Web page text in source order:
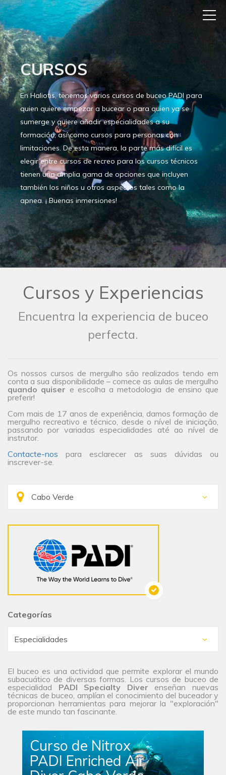
CURSOS
En Haliotis, tenemos varios cursos de buceo PADI para
quien quiere empezar a bucear o para quien ya se
sumerge y quiere añadir especialidades a su
formación, así como cursos para personas con
limitaciones. De esta manera, la parte más difícil es
elegir entre cursos de recreo para los cursos técnicos
tienen una amplia gama de opciones que incluyen
también los niños u otros aspectos tales como la
apnea. ¡ Buenas inmersiones!
Cursos y Experiencias
Encuentra la experiencia de buceo
perfecta.
Os nossos cursos de mergulho são realizados tendo em
conta a sua disponibilidade – comece as aulas de mergulho
quando quiser e escolha a metodologia de ensino que
preferir!
Com mais de 17 anos de experiência, damos formação de
mergulho recreativo e técnico, desde o nível de iniciação,
passando por variadas especialidades até ao nível de
instrutor.
Contacte-nos para esclarecer as suas dúvidas ou
inscrever-se.
Categorías
El buceo es una actividad que permite explorar el mundo
subacuático de diversas formas. Los cursos de buceo de
especialidad PADI Specialty Diver enseñan nuevas
técnicas de buceo, amplían el conocimiento del buceador y
proporcionan herramientas para mejorar la "exploración"
de este mundo tan fascinante.
Curso de Nitrox
PADI Enriched Air